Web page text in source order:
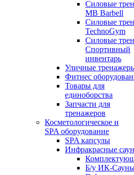
Силовые
MB Barbell
Силовые
TechnoGym
Силовые
Спортивный
инвентарь
Уличные
Фитнес
Товары для
единоборства
Запчасти для
тренажеров
Косметологическое и
SPA оборудование
SPA капсулы
Инфракрасные
Б/у ИК-